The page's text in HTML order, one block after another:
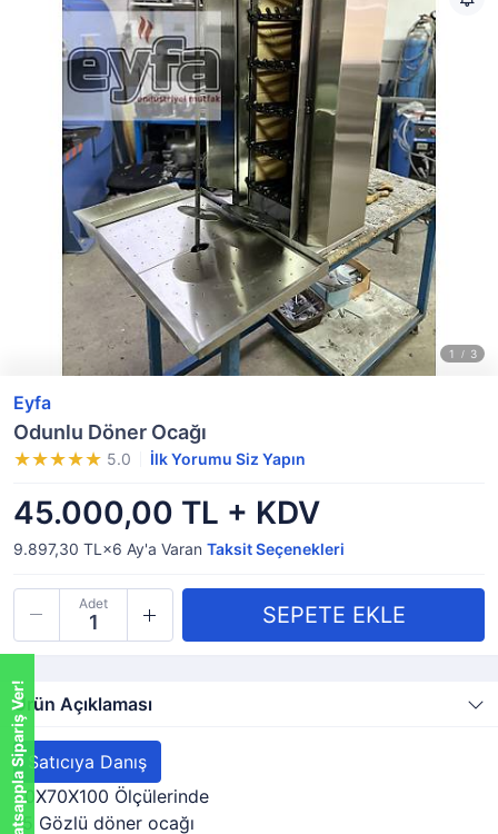
Eyfa
Odunlu Döner Ocağı
5.0 İlk Yorumu Siz Yapın
45.000,00 TL + KDV
9.897,30 TL×6 Ay'a Varan Taksit Seçenekleri
Adet
Ürün Açıklaması
Satıcıya Danış
50X70X100 Ölçülerinde
*5 Gözlü döner ocağı
Whatsappla Sipariş Ver!